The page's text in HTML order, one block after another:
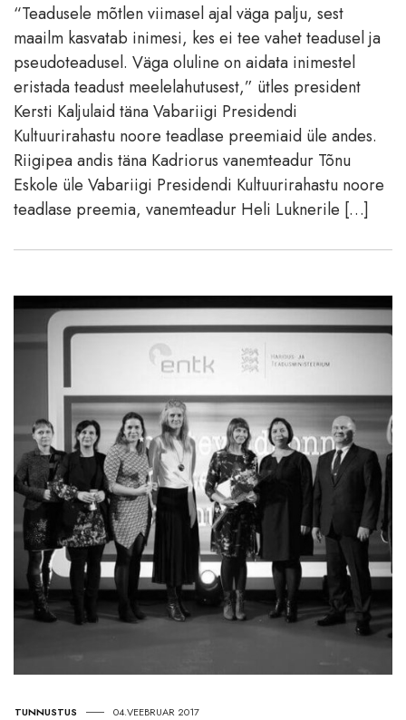
“Teadusele mõtlen viimasel ajal väga palju, sest
maailm kasvatab inimesi, kes ei tee vahet teadusel ja
pseudoteadusel. Väga oluline on aidata inimestel
eristada teadust meelelahutusest,” ütles president
Kersti Kaljulaid täna Vabariigi Presidendi
Kultuurirahastu noore teadlase preemiaid üle andes.
Riigipea andis täna Kadriorus vanemteadur Tõnu
Eskole üle Vabariigi Presidendi Kultuurirahastu noore
teadlase preemia, vanemteadur Heli Luknerile […]
TUNNUSTUS 04.VEEBRUAR 2017